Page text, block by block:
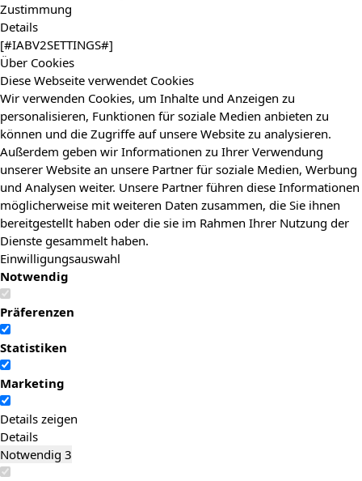
Zustimmung
Details
[#IABV2SETTINGS#]
Über Cookies
Diese Webseite verwendet Cookies
Wir verwenden Cookies, um Inhalte und Anzeigen zu
personalisieren, Funktionen für soziale Medien anbieten zu
können und die Zugriffe auf unsere Website zu analysieren.
Außerdem geben wir Informationen zu Ihrer Verwendung
unserer Website an unsere Partner für soziale Medien, Werbung
und Analysen weiter. Unsere Partner führen diese Informationen
möglicherweise mit weiteren Daten zusammen, die Sie ihnen
bereitgestellt haben oder die sie im Rahmen Ihrer Nutzung der
Dienste gesammelt haben.
Einwilligungsauswahl
Notwendig
Präferenzen
Statistiken
Marketing
Details zeigen
Details
Notwendig 3